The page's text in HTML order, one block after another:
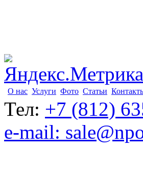
О нас Услуги Фото Статьи
Тел: +7 (812)
e-mail: